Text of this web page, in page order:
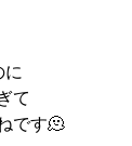
に
て
です🫠